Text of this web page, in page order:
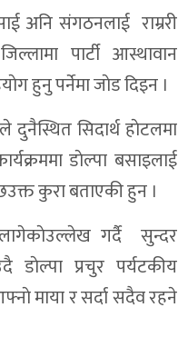
अनि संगठनलाई राम्ररी
पार्टी आस्थावान
हुनु पर्नेमा जाेड दिइन ।
दुनैस्थित सिदार्थ हाेटलमा
डाेल्पा बसाइलाई
कुरा बताएकी हुन ।
गर्दै सुन्दर
डाेल्पा प्रचुर पर्यटकीय
माया र सर्दा सदैव रहने